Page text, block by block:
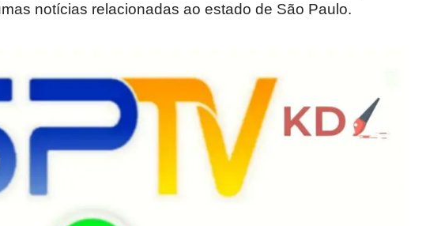
notícias relacionadas ao estado de São Paulo.